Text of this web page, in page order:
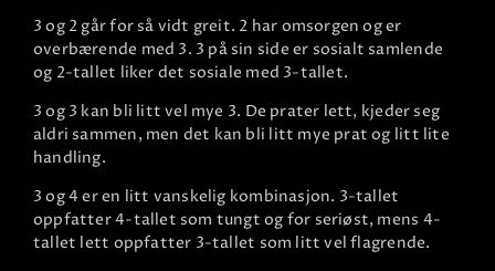
3 og 2 går for så vidt greit. 2 har omsorgen og er
overbærende med 3. 3 på sin side er sosialt samlende
og 2-tallet liker det sosiale med 3-tallet.
3 og 3 kan bli litt vel mye 3. De prater lett, kjeder seg
aldri sammen, men det kan bli litt mye prat og litt lite
handling.
3 og 4 er en litt vanskelig kombinasjon. 3-tallet
oppfatter 4-tallet som tungt og for seriøst, mens 4-
tallet lett oppfatter 3-tallet som litt vel flagrende.